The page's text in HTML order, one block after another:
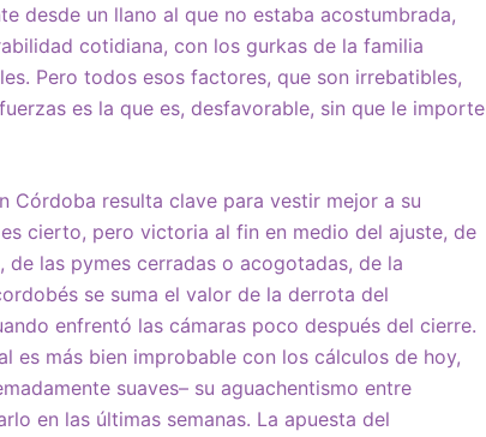
desde un llano al que no estaba acostumbrada,
cotidiana, con los gurkas de la familia
Pero todos esos factores, que son irrebatibles,
es la que es, desfavorable, sin que le importe
Córdoba resulta clave para vestir mejor a su
cierto, pero victoria al fin en medio del ajuste, de
las pymes cerradas o acogotadas, de la
se suma el valor de la derrota del
enfrentó las cámaras poco después del cierre.
es más bien improbable con los cálculos de hoy,
suaves– su aguachentismo entre
en las últimas semanas. La apuesta del